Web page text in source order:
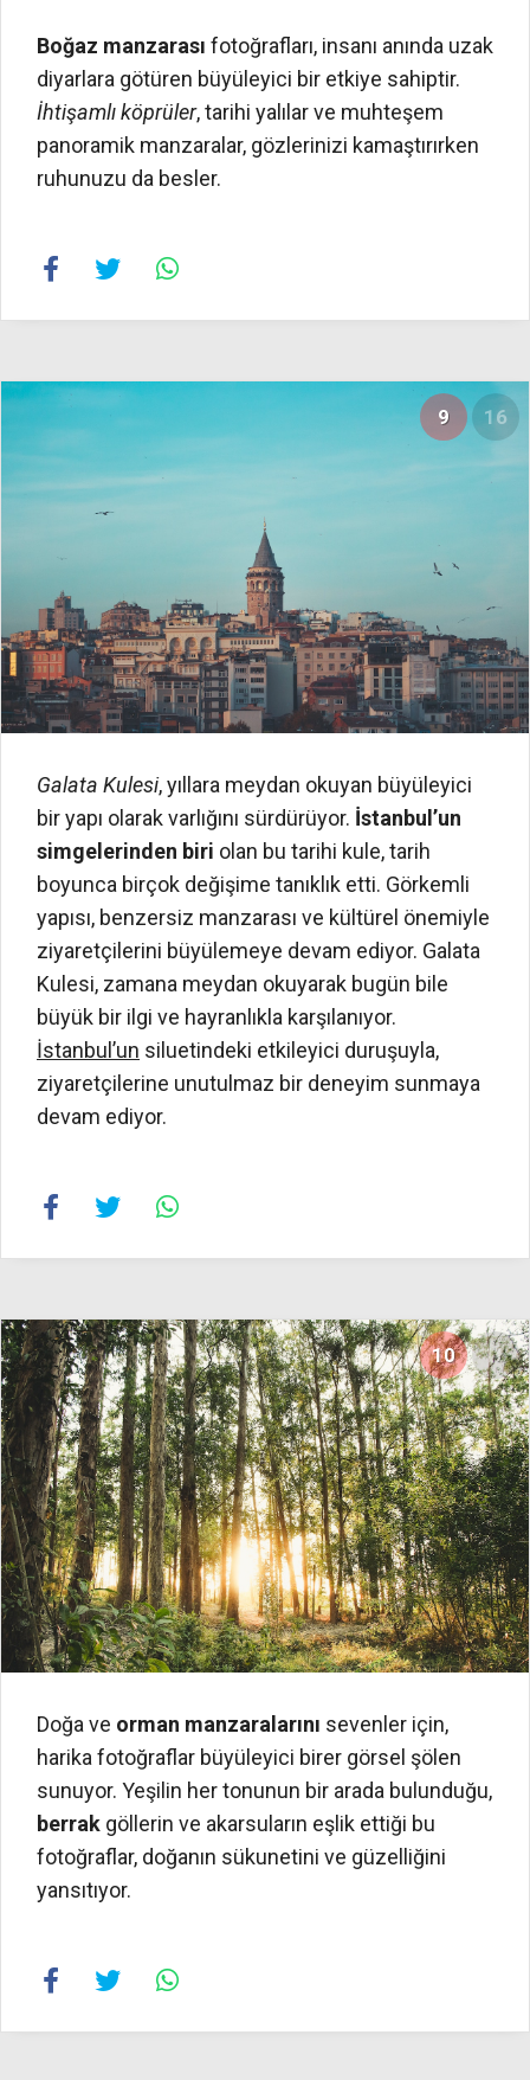
Boğaz manzarası fotoğrafları, insanı anında uzak
diyarlara götüren büyüleyici bir etkiye sahiptir.
İhtişamlı köprüler, tarihi yalılar ve muhteşem
panoramik manzaralar, gözlerinizi kamaştırırken
ruhunuzu da besler.
9 16
Galata Kulesi, yıllara meydan okuyan büyüleyici
bir yapı olarak varlığını sürdürüyor. İstanbul’un
simgelerinden biri olan bu tarihi kule, tarih
boyunca birçok değişime tanıklık etti. Görkemli
yapısı, benzersiz manzarası ve kültürel önemiyle
ziyaretçilerini büyülemeye devam ediyor. Galata
Kulesi, zamana meydan okuyarak bugün bile
büyük bir ilgi ve hayranlıkla karşılanıyor.
İstanbul’un siluetindeki etkileyici duruşuyla,
ziyaretçilerine unutulmaz bir deneyim sunmaya
devam ediyor.
10 16
Doğa ve orman manzaralarını sevenler için,
harika fotoğraflar büyüleyici birer görsel şölen
sunuyor. Yeşilin her tonunun bir arada bulunduğu,
berrak göllerin ve akarsuların eşlik ettiği bu
fotoğraflar, doğanın sükunetini ve güzelliğini
yansıtıyor.